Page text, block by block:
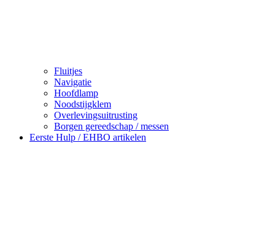
Fluitjes
Navigatie
Hoofdlamp
Noodstijgklem
Overlevingsuitrusting
Borgen gereedschap / messen
Eerste Hulp / EHBO artikelen